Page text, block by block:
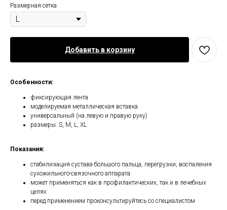
Размерная сетка
Добавить в корзину
Особенности:
фиксирующая лента
моделируемая металлическая вставка
универсальный (на левую и правую руку)
размеры: S, M, L, XL
Показания:
стабилизация сустава большого пальца, перегрузки, воспаления
сухожильного-связочного аппарата
может применяться как в профилактических, так и в лечебных
целях
перед применением проконсультируйтесь со специалистом